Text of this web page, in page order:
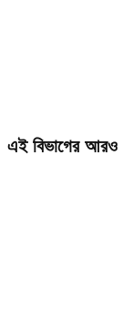
এই বিভাগের আরও